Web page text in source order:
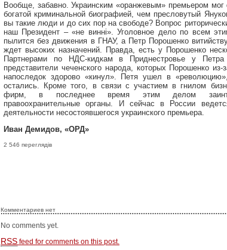
Вообще, забавно. Украинским «оранжевым» премьером мог
богатой криминальной биографией, чем пресловутый
вы такие люди и до сих пор на свободе? Вопрос
наш Президент – «не винні». Уголовное дело по всем
пылится без движения в ГНАУ, а Петр Порошенко
ждет высоких назначений. Правда, есть у Порошенко
Партнерами по НДС-кидкам в Приднестровье у
представители чеченского народа, которых Порошенко из-
напоследок здорово «кинул». Петя ушел в
остались. Кроме того, в связи с участием в гнилом
фирм, в последнее время этим делом
правоохранительные органы. И сейчас в России
деятельности несостоявшегося украинского премьера.
Иван Демидов, «ОРД»
2 546 переглядів
Комментариев нет
No comments yet.
RSS feed for comments on this post.